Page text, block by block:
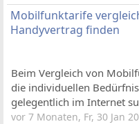
Mobilfunktarife
Handyvertrag finden
Beim Vergleich von
die individuellen
gelegentlich im Internet
vor 7 Monaten, Fr, 30 Jan